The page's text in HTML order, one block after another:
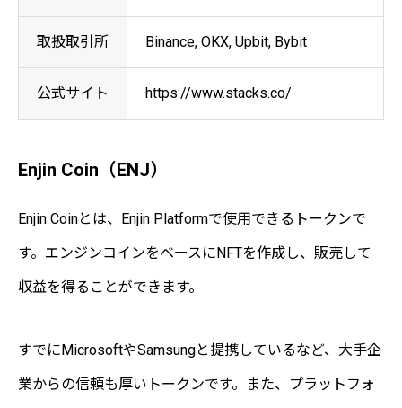
取扱取引所 Binance, OKX, Upbit, Bybit
公式サイト https://www.stacks.co/
Enjin Coin（ENJ）
Enjin Coinとは、Enjin Platformで使用できるトークンで
す。エンジンコインをベースにNFTを作成し、販売して
収益を得ることができます。
すでにMicrosoftやSamsungと提携しているなど、大手企
業からの信頼も厚いトークンです。また、プラットフォ